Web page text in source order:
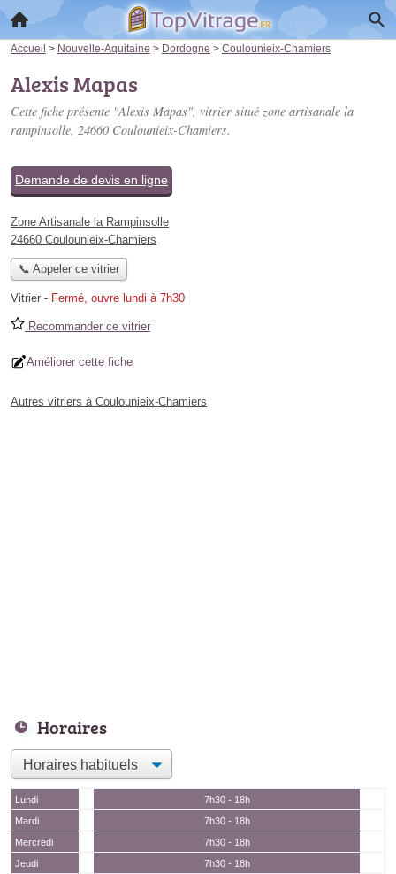
Accueil > Nouvelle-Aquitaine > Dordogne > Coulounieix-Chamiers
Alexis Mapas
Cette fiche présente "Alexis Mapas", vitrier situé zone artisanale la
rampinsolle, 24660 Coulounieix-Chamiers.
Demande de devis en ligne
Zone Artisanale la Rampinsolle
24660 Coulounieix-Chamiers
📞 Appeler ce vitrier
Vitrier - Fermé, ouvre lundi à 7h30
Recommander ce vitrier
Améliorer cette fiche
Autres vitriers à Coulounieix-Chamiers
Horaires
Lundi
7h30 - 18h
Mardi
7h30 - 18h
Mercredi
7h30 - 18h
Jeudi
7h30 - 18h